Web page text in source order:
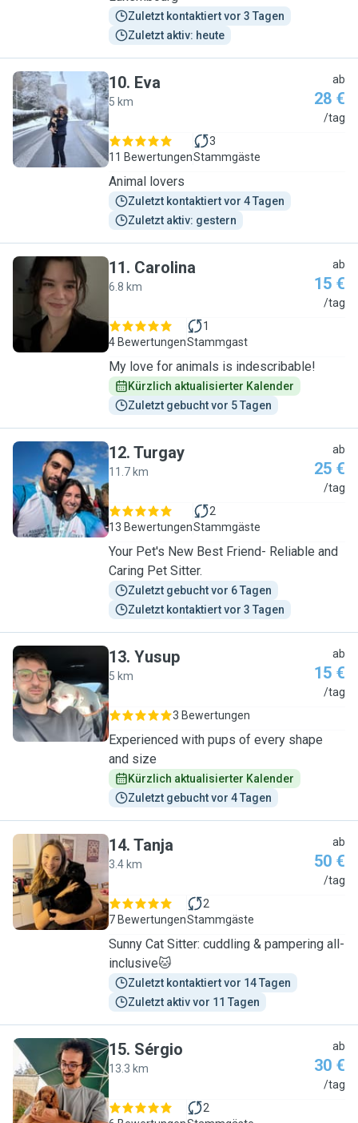
Zuletzt kontaktiert vor 3 Tagen
Zuletzt aktiv: heute
E
10. Eva
5 km
ab
28 €
/tag
11 Bewertungen
3
Stammgäste
Animal lovers
Zuletzt kontaktiert vor 4 Tagen
Zuletzt aktiv: gestern
C
11. Carolina
6.8 km
ab
15 €
/tag
4 Bewertungen
1
Stammgast
My love for animals is indescribable!
Kürzlich aktualisierter Kalender
Zuletzt gebucht vor 5 Tagen
T
12. Turgay
11.7 km
ab
25 €
/tag
13 Bewertungen
2
Stammgäste
Your Pet's New Best Friend- Reliable and
Caring Pet Sitter.
Zuletzt gebucht vor 6 Tagen
Zuletzt kontaktiert vor 3 Tagen
Y
13. Yusup
5 km
ab
15 €
/tag
3 Bewertungen
Experienced with pups of every shape
and size
Kürzlich aktualisierter Kalender
Zuletzt gebucht vor 4 Tagen
T
14. Tanja
3.4 km
ab
50 €
/tag
7 Bewertungen
2
Stammgäste
Sunny Cat Sitter: cuddling & pampering all-
inclusive🐱
Zuletzt kontaktiert vor 14 Tagen
Zuletzt aktiv vor 11 Tagen
S
15. Sérgio
13.3 km
ab
30 €
/tag
2